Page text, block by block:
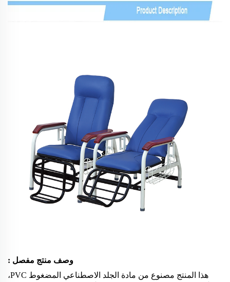
وصف منتج مفصل :
هذا المنتج مصنوع من مادة الجلد الاصطناعي المضغوط PVC،